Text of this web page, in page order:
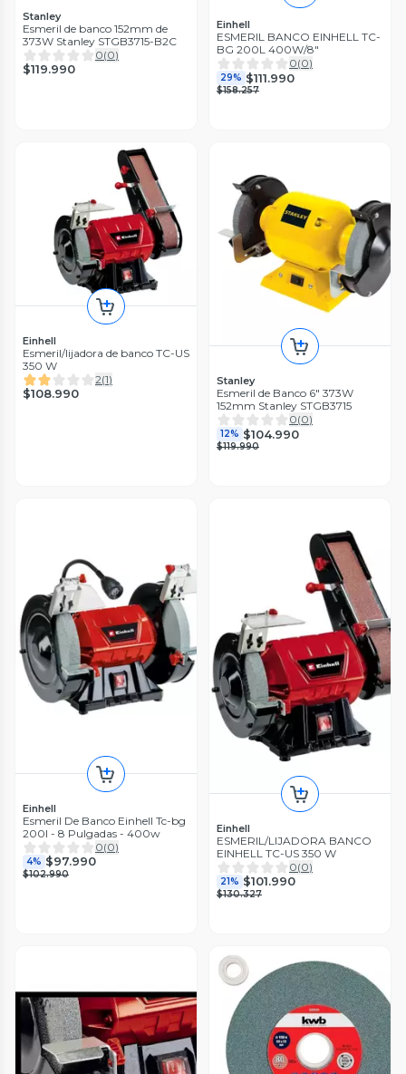
Stanley
Esmeril de banco 152mm de
373W Stanley STGB3715-B2C
0(0)
$119.990
Einhell
ESMERIL BANCO EINHELL TC-
BG 200L 400W/8"
0(0)
29% $111.990
$158.257
Einhell
Esmeril/lijadora de banco TC-US
350 W
2(1)
$108.990
Stanley
Esmeril de Banco 6" 373W
152mm Stanley STGB3715
0(0)
12% $104.990
$119.990
Einhell
Esmeril De Banco Einhell Tc-bg
200l - 8 Pulgadas - 400w
0(0)
4% $97.990
$102.990
Einhell
ESMERIL/LIJADORA BANCO
EINHELL TC-US 350 W
0(0)
21% $101.990
$130.327